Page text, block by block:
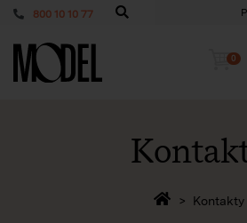
800 10 10 77
PackShop 0
Zpět na
Kontakty